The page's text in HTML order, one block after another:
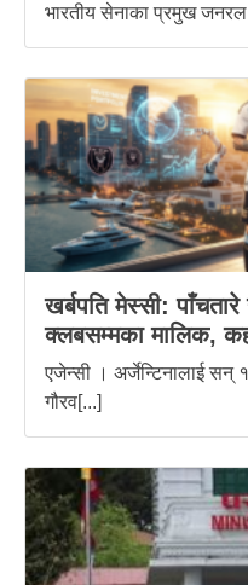
भारतीय सेनाका प्रमुख
खर्बपति मेस्सी:
क्लबसम्मका मालिक,
एजेन्सी । अर्जेन्टिनालाई सन्
गौरव[...]